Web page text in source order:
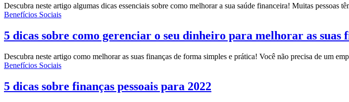
Descubra neste artigo algumas dicas essenciais sobre como melhorar a sua saúde financeira! Muitas pessoas
Benefícios Sociais
5 dicas sobre como gerenciar o seu dinheiro para melhorar as suas
Descubra neste artigo como melhorar as suas finanças de forma simples e prática! Você não precisa de um
Benefícios Sociais
5 dicas sobre finanças pessoais para 2022